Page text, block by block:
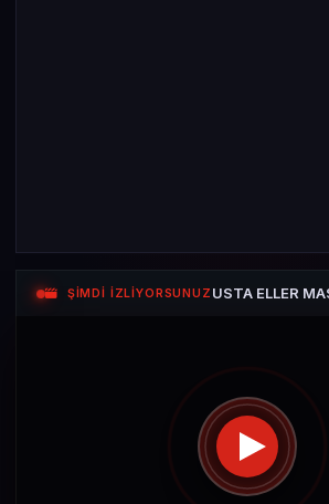
ŞİMDİ İZLİYORSUNUZ USTA ELLER